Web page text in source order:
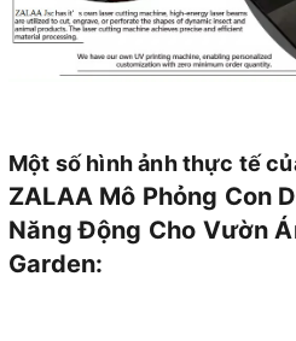
Một số hình ảnh thực tế
ZALAA Mô Phỏng Con
Năng Động Cho Vườn
Garden: